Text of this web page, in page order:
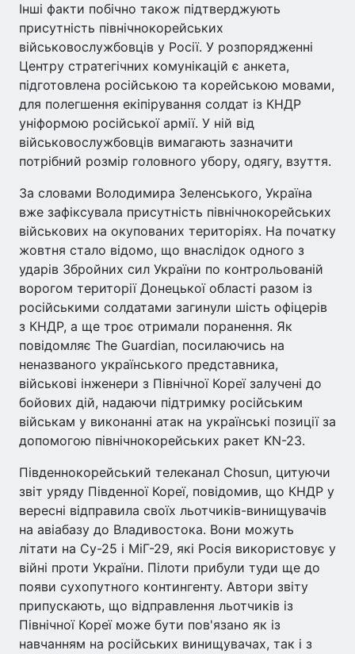
Інші факти побічно також підтверджують
присутність північнокорейських
військовослужбовців у Росії. У розпорядженні
Центру стратегічних комунікацій є анкета,
підготовлена російською та корейською мовами,
для полегшення екіпірування солдат із КНДР
уніформою російської армії. У ній від
військовослужбовців вимагають зазначити
потрібний розмір головного убору, одягу, взуття.
За словами Володимира Зеленського, Україна
вже зафіксувала присутність північнокорейських
військових на окупованих територіях. На початку
жовтня стало відомо, що внаслідок одного з
ударів Збройних сил України по контрольованій
ворогом території Донецької області разом із
російськими солдатами загинули шість офіцерів
з КНДР, а ще троє отримали поранення. Як
повідомляє The Guardian, посилаючись на
неназваного українського представника,
військові інженери з Північної Кореї залучені до
бойових дій, надаючи підтримку російським
військам у виконанні атак на українські позиції за
допомогою північнокорейських ракет KN-23.
Південнокорейський телеканал Chosun, цитуючи
звіт уряду Південної Кореї, повідомив, що КНДР у
вересні відправила своїх льотчиків-винищувачів
на авіабазу до Владивостока. Вони можуть
літати на Су-25 і МіГ-29, які Росія використовує у
війні проти України. Пілоти прибули туди ще до
появи сухопутного контингенту. Автори звіту
припускають, що відправлення льотчиків із
Північної Кореї може бути пов'язано як із
навчанням на російських винищувачах, так і з